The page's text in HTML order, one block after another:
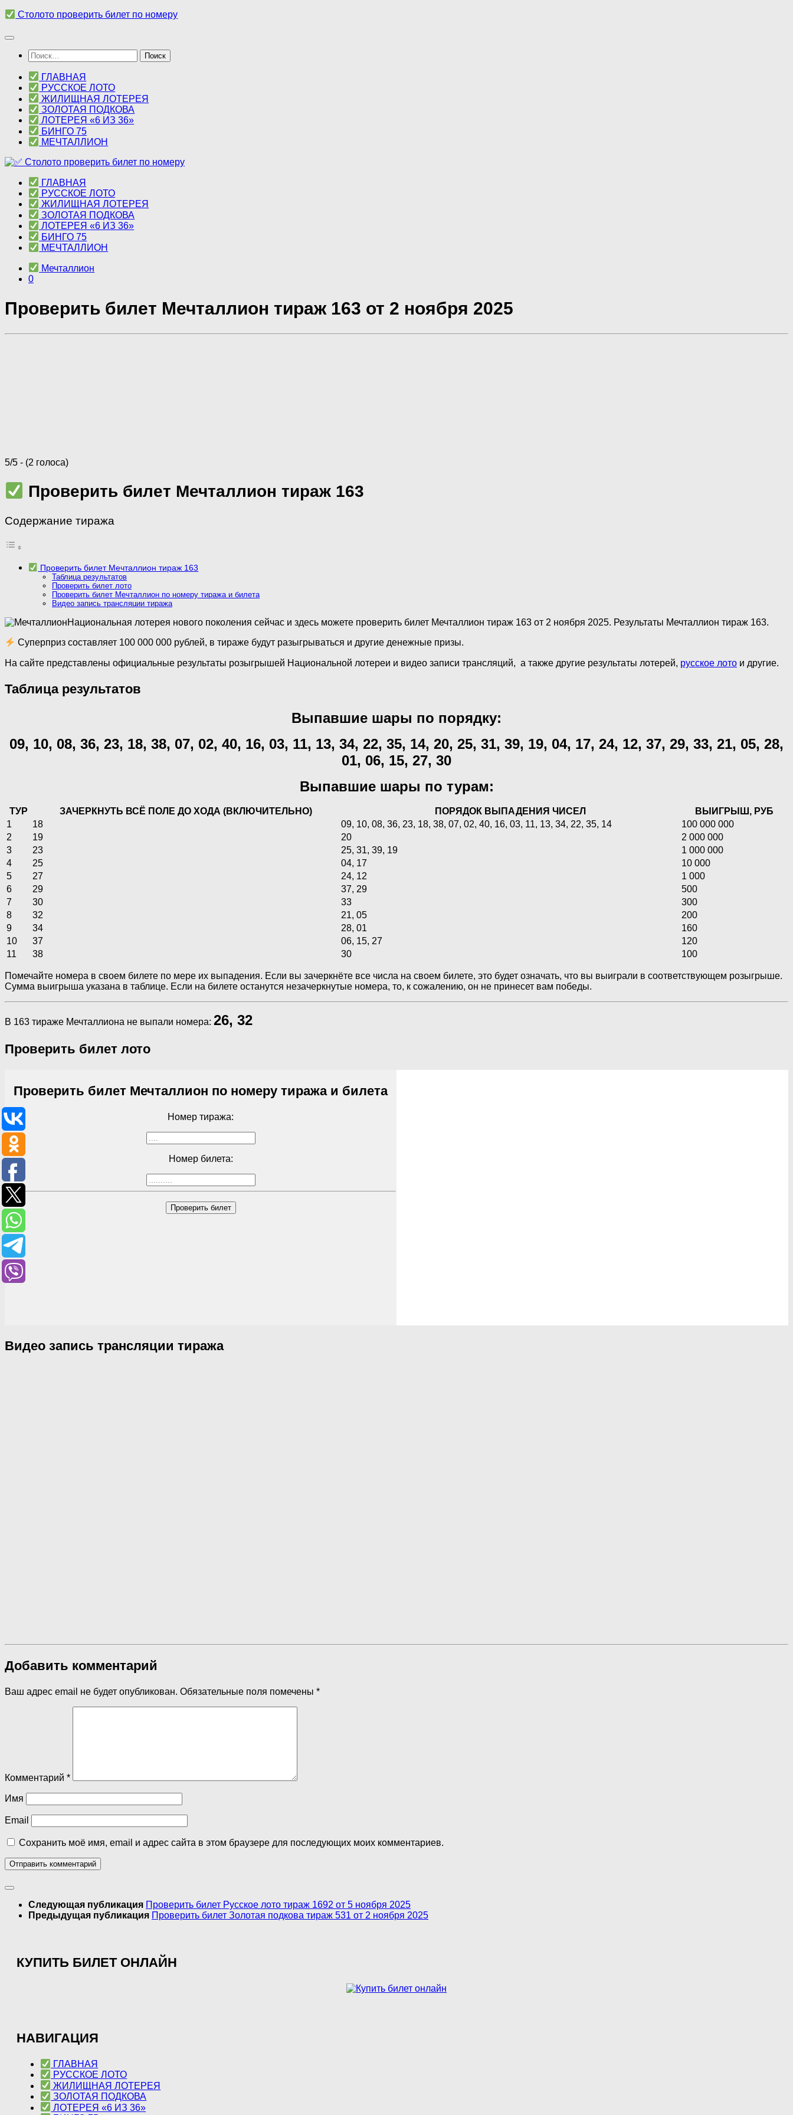
Перейти
содержимому
Столото проверить билет по номеру
Найти:
ГЛАВНАЯ
РУССКОЕ ЛОТО
ЖИЛИЩНАЯ ЛОТЕРЕЯ
ЗОЛОТАЯ ПОДКОВА
ЛОТЕРЕЯ «6 ИЗ 36»
БИНГО 75
МЕЧТАЛЛИОН
ГЛАВНАЯ
РУССКОЕ ЛОТО
ЖИЛИЩНАЯ ЛОТЕРЕЯ
ЗОЛОТАЯ ПОДКОВА
ЛОТЕРЕЯ «6 ИЗ 36»
БИНГО 75
МЕЧТАЛЛИОН
Мечталлион
0
Проверить билет Мечталлион тираж 163 от 2 ноября 2025
5/5 - (2 голоса)
Проверить билет Мечталлион тираж 163
Содержание тиража
Проверить билет Мечталлион тираж 163
Таблица результатов
Проверить билет лото
Проверить билет Мечталлион по номеру тиража и билета
Видео запись трансляции тиража
Национальная лотерея нового поколения сейчас и здесь можете проверить билет Мечталлион тираж 163 от 2 ноября 2025. Результаты Мечталлион тираж 163.
Суперприз составляет 100 000 000 рублей, в тираже будут разыгрываться и другие денежные призы.
На сайте представлены официальные результаты розыгрышей Национальной лотереи и видео записи трансляций, а также другие результаты лотерей, русское лото и другие.
Таблица результатов
Выпавшие шары по порядку:
09, 10, 08, 36, 23, 18, 38, 07, 02, 40, 16, 03, 11, 13, 34, 22, 35, 14, 20, 25, 31, 39, 19, 04, 17, 24, 12, 37, 29, 33, 21, 05, 28,
01, 06, 15, 27, 30
Выпавшие шары по турам:
ТУР ЗАЧЕРКНУТЬ ВСЁ ПОЛЕ ДО ХОДА (ВКЛЮЧИТЕЛЬНО) ПОРЯДОК ВЫПАДЕНИЯ ЧИСЕЛ
ВЫИГРЫШ, РУБ
1
18 09, 10, 08, 36, 23, 18, 38, 07, 02, 40, 16, 03, 11, 13, 34, 22, 35, 14
100 000 000
2
19 20
2 000 000
3
23 25, 31, 39, 19
1 000 000
4
25 04, 17
10 000
5
27 24, 12
1 000
6
29 37, 29
500
7
30 33
300
8
32 21, 05
200
9
34 28, 01
160
10
37 06, 15, 27
120
11
38 30 100
Помечайте номера в своем билете по мере их выпадения. Если вы зачеркнёте все числа на своем билете, это будет означать, что вы выиграли в соответствующем розыгрыше.
Сумма выигрыша указана в таблице. Если на билете останутся незачеркнутые номера, то, к сожалению, он не принесет вам победы.
В 163 тираже Мечталлиона не выпали номера: 26, 32
Проверить билет лото
Проверить билет Мечталлион по номеру тиража и билета
Номер тиража:
Номер билета:
Проверить билет
Видео запись трансляции тиража
Добавить комментарий
Ваш адрес email не будет опубликован. Обязательные поля помечены *
Комментарий *
Имя
Email
Сохранить моё имя, email и адрес сайта в этом браузере для последующих моих комментариев.
Следующая публикация Проверить билет Русское лото тираж 1692 от 5 ноября 2025
Предыдущая публикация Проверить билет Золотая подкова тираж 531 от 2 ноября 2025
КУПИТЬ БИЛЕТ ОНЛАЙН
НАВИГАЦИЯ
ГЛАВНАЯ
РУССКОЕ ЛОТО
ЖИЛИЩНАЯ ЛОТЕРЕЯ
ЗОЛОТАЯ ПОДКОВА
ЛОТЕРЕЯ «6 ИЗ 36»